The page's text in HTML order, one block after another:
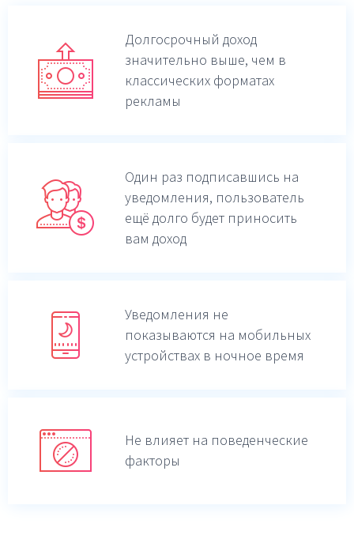
Долгосрочный доход
значительно выше, чем в
классических форматах
рекламы
Один раз подписавшись на
уведомления, пользователь
ещё долго будет приносить
вам доход
Уведомления не
показываются на мобильных
устройствах в ночное время
Не влияет на поведенческие
факторы